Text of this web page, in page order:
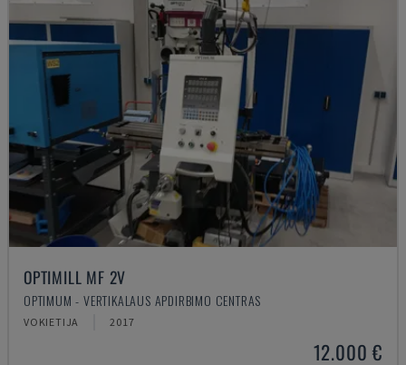
OPTIMILL MF 2V
OPTIMUM - VERTIKALAUS APDIRBIMO CENTRAS
VOKIETIJA 2017
12.000 €